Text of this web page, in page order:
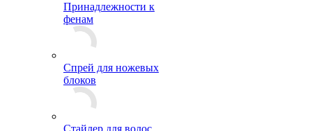
Принадлежности к
фенам
Спрей для ножевых
блоков
Стайлер для волос